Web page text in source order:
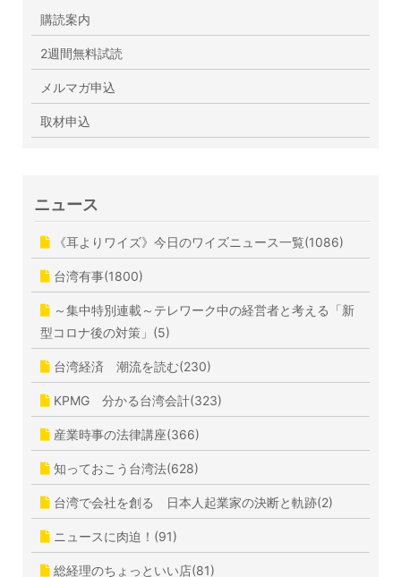
購読案内
2週間無料試読
メルマガ申込
取材申込
ニュース
《耳よりワイズ》今日のワイズニュース一覧(1086)
台湾有事(1800)
～集中特別連載～テレワーク中の経営者と考える「新
型コロナ後の対策」(5)
台湾経済 潮流を読む(230)
KPMG 分かる台湾会計(323)
産業時事の法律講座(366)
知っておこう台湾法(628)
台湾で会社を創る 日本人起業家の決断と軌跡(2)
ニュースに肉迫！(91)
総経理のちょっといい店(81)